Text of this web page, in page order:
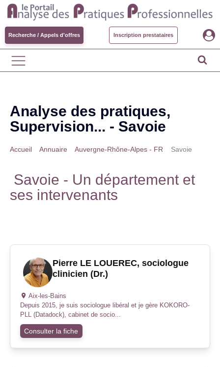
Recherche / Appels d'offres Inscription prestataires
Analyse des pratiques,
Supervision... - Savoie
Accueil Annuaire Auvergne-Rhône-Alpes - FR Savoie
Savoie - Un département et
ses intervenants
Pierre LE LOUEREC, sociologue
clinicien (Dr.)
Aix-les-Bains
Depuis 2015, je suis sociologue libéral et je gère KOKORO-
PLL (Datadock), cabinet de socio...
Consulter la fiche